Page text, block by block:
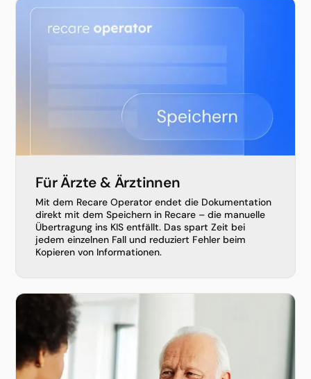
Für Ärzte & Ärztinnen
Mit dem Recare Operator endet die Dokumentation
direkt mit dem Speichern in Recare – die manuelle
Übertragung ins KIS entfällt. Das spart Zeit bei
jedem einzelnen Fall und reduziert Fehler beim
Kopieren von Informationen.